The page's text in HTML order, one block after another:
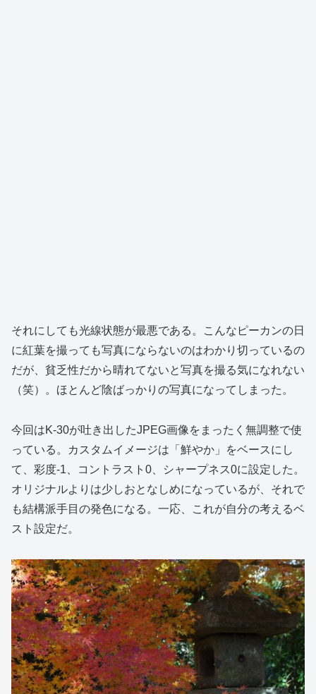
それにしても光線状態が最悪である。こんなピーカンの日
に紅葉を撮っても写真にならないのはわかり切っているの
だが、貧乏性だから晴れてないと写真を撮る気になれない
（笑）。ほとんど陰ばっかりの写真になってしまった。
今回はK-30が吐き出したJPEG画像をまったく無調整で使
っている。カスタムイメージは「鮮やか」をベースにし
て、彩度-1、コントラスト0、シャープネス0に設定した。
オリジナルよりは少しおとなしめになっているが、それで
も結構派手目の発色になる。一応、これが自分の考えるベ
スト設定だ。